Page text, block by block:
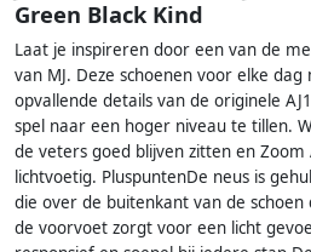
Green Black Kind
Laat je inspireren door een van de
van MJ. Deze schoenen voor elke
opvallende details van de originele
spel naar een hoger niveau te tillen.
de veters goed blijven zitten en
lichtvoetig. PluspuntenDe neus is
die over de buitenkant van de
de voorvoet zorgt voor een licht